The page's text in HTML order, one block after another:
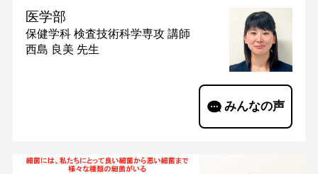
医学部
保健学科 検査技術科学専攻 講師
西島 良美 先生
みんなの声